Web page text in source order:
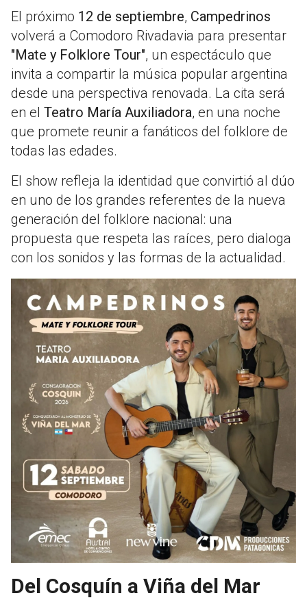
El próximo 12 de septiembre, Campedrinos
volverá a Comodoro Rivadavia para presentar
"Mate y Folklore Tour", un espectáculo que
invita a compartir la música popular argentina
desde una perspectiva renovada. La cita será
en el Teatro María Auxiliadora, en una noche
que promete reunir a fanáticos del folklore de
todas las edades.
El show refleja la identidad que convirtió al dúo
en uno de los grandes referentes de la nueva
generación del folklore nacional: una
propuesta que respeta las raíces, pero dialoga
con los sonidos y las formas de la actualidad.
Del Cosquín a Viña del Mar